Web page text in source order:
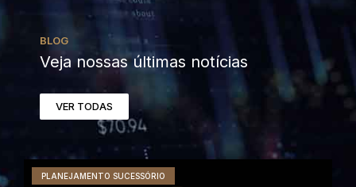
BLOG
Veja nossas últimas notícias
VER TODAS
PLANEJAMENTO SUCESSÓRIO